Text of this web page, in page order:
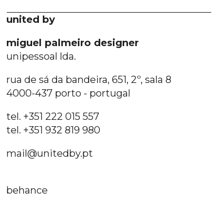
united by
miguel palmeiro designer
unipessoal lda.
rua de sá da bandeira, 651, 2º, sala 8
4000-437 porto - portugal
tel. +351 222 015 557
tel. +351 932 819 980
mail@unitedby.pt
behance